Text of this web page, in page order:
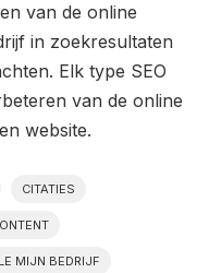
van de online
in zoekresultaten
Elk type SEO
van de online
website.
CITATIES
MIJN BEDRIJF